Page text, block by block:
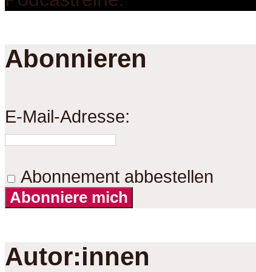
Abonnieren
E-Mail-Adresse:
Abonnement abbestellen
Abonniere mich
Autor:innen